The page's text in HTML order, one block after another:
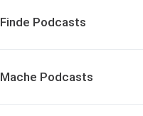
Finde Podcasts
Mache Podcasts